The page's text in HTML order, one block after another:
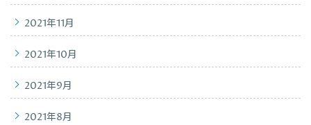
2021年11月
2021年10月
2021年9月
2021年8月